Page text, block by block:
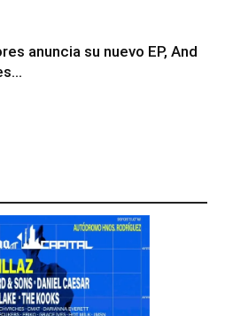
anuncia su nuevo EP, And